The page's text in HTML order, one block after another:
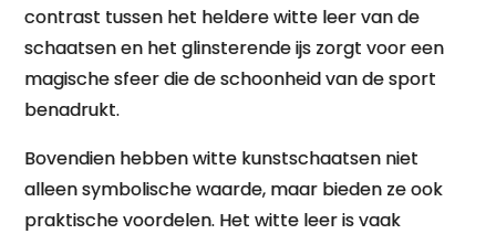
contrast tussen het heldere witte leer van de
schaatsen en het glinsterende ijs zorgt voor een
magische sfeer die de schoonheid van de sport
benadrukt.
Bovendien hebben witte kunstschaatsen niet
alleen symbolische waarde, maar bieden ze ook
praktische voordelen. Het witte leer is vaak